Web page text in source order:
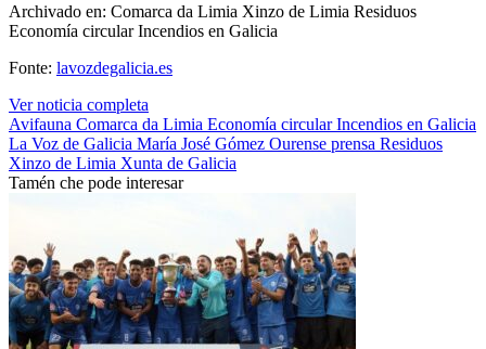
Archivado en: Comarca da Limia Xinzo de Limia Residuos
Economía circular Incendios en Galicia
Fonte: lavozdegalicia.es
Ver noticia completa
Avifauna Comarca da Limia Economía circularIncendios en Galicia
La Voz de Galicia María José Gómez Ourense prensa Residuos
Xinzo de Limia Xunta de Galicia
Tamén che pode interesar